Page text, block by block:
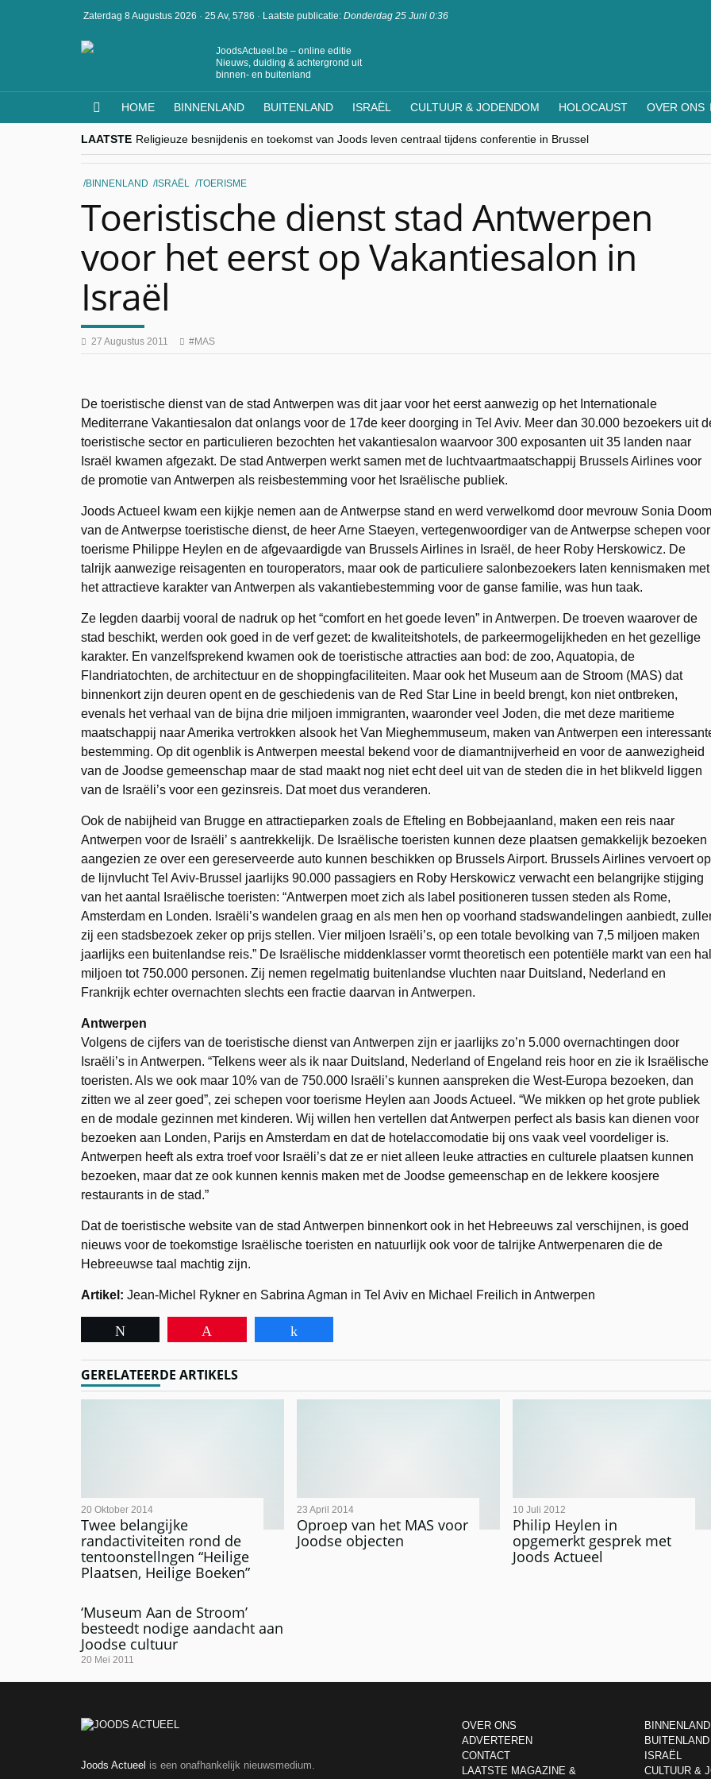
Zaterdag 8 Augustus 2026 · 25 Av, 5786 · Laatste publicatie: Donderdag 25 Juni 0:36
JoodsActueel.be – online editie
Nieuws, duiding & achtergrond uit
binnen- en buitenland
HOME BINNENLAND BUITENLAND ISRAËL CULTUUR & JODENDOM HOLOCAUST OVER ONS
LAATSTE Religieuze besnijdenis en toekomst van Joods leven centraal tijdens conferentie in Brussel
“Besnijdenisdebat toont hoe moeilijk seculiere Westen minderheden begrijpt”, Jinnih Beels (Vooruit)
CITYTRIP | ROEMENIË – Boekarest: de verrassing van Oost-Europa
“Vandaag zit elke Jood in België op de beklaagdenbank”
BINNENLAND ISRAËL TOERISME
Toeristische dienst stad Antwerpen
voor het eerst op Vakantiesalon in
Israël
27 Augustus 2011 MAS
De toeristische dienst van de stad Antwerpen was dit jaar voor het eerst aanwezig op het Internationale
Mediterrane Vakantiesalon dat onlangs voor de 17de keer doorging in Tel Aviv. Meer dan 30.000 bezoekers uit
toeristische sector en particulieren bezochten het vakantiesalon waarvoor 300 exposanten uit 35 landen naar
Israël kwamen afgezakt. De stad Antwerpen werkt samen met de luchtvaartmaatschappij Brussels Airlines voor
de promotie van Antwerpen als reisbestemming voor het Israëlische publiek.
Joods Actueel kwam een kijkje nemen aan de Antwerpse stand en werd verwelkomd door mevrouw Sonia Doom
van de Antwerpse toeristische dienst, de heer Arne Staeyen, vertegenwoordiger van de Antwerpse schepen voor
toerisme Philippe Heylen en de afgevaardigde van Brussels Airlines in Israël, de heer Roby Herskowicz. De
talrijk aanwezige reisagenten en touroperators, maar ook de particuliere salonbezoekers laten kennismaken met
het attractieve karakter van Antwerpen als vakantiebestemming voor de ganse familie, was hun taak.
Ze legden daarbij vooral de nadruk op het “comfort en het goede leven” in Antwerpen. De troeven waarover de
stad beschikt, werden ook goed in de verf gezet: de kwaliteitshotels, de parkeermogelijkheden en het gezellige
karakter. En vanzelfsprekend kwamen ook de toeristische attracties aan bod: de zoo, Aquatopia, de
Flandriatochten, de architectuur en de shoppingfaciliteiten. Maar ook het Museum aan de Stroom (MAS) dat
binnenkort zijn deuren opent en de geschiedenis van de Red Star Line in beeld brengt, kon niet ontbreken,
evenals het verhaal van de bijna drie miljoen immigranten, waaronder veel Joden, die met deze maritieme
maatschappij naar Amerika vertrokken alsook het Van Mieghemmuseum, maken van Antwerpen een
bestemming. Op dit ogenblik is Antwerpen meestal bekend voor de diamantnijverheid en voor de aanwezigheid
van de Joodse gemeenschap maar de stad maakt nog niet echt deel uit van de steden die in het blikveld liggen
van de Israëli’s voor een gezinsreis. Dat moet dus veranderen.
Ook de nabijheid van Brugge en attractieparken zoals de Efteling en Bobbejaanland, maken een reis naar
Antwerpen voor de Israëli’ s aantrekkelijk. De Israëlische toeristen kunnen deze plaatsen gemakkelijk bezoeken
aangezien ze over een gereserveerde auto kunnen beschikken op Brussels Airport. Brussels Airlines vervoert op
de lijnvlucht Tel Aviv-Brussel jaarlijks 90.000 passagiers en Roby Herskowicz verwacht een belangrijke stijging
van het aantal Israëlische toeristen: “Antwerpen moet zich als label positioneren tussen steden als Rome,
Amsterdam en Londen. Israëli’s wandelen graag en als men hen op voorhand stadswandelingen aanbiedt,
zij een stadsbezoek zeker op prijs stellen. Vier miljoen Israëli’s, op een totale bevolking van 7,5 miljoen maken
jaarlijks een buitenlandse reis.” De Israëlische middenklasser vormt theoretisch een potentiële markt van een
miljoen tot 750.000 personen. Zij nemen regelmatig buitenlandse vluchten naar Duitsland, Nederland en
Frankrijk echter overnachten slechts een fractie daarvan in Antwerpen.
Antwerpen
Volgens de cijfers van de toeristische dienst van Antwerpen zijn er jaarlijks zo’n 5.000 overnachtingen door
Israëli’s in Antwerpen. “Telkens weer als ik naar Duitsland, Nederland of Engeland reis hoor en zie ik Israëlische
toeristen. Als we ook maar 10% van de 750.000 Israëli’s kunnen aanspreken die West-Europa bezoeken, dan
zitten we al zeer goed”, zei schepen voor toerisme Heylen aan Joods Actueel. “We mikken op het grote publiek
en de modale gezinnen met kinderen. Wij willen hen vertellen dat Antwerpen perfect als basis kan dienen voor
bezoeken aan Londen, Parijs en Amsterdam en dat de hotelaccomodatie bij ons vaak veel voordeliger is.
Antwerpen heeft als extra troef voor Israëli’s dat ze er niet alleen leuke attracties en culturele plaatsen kunnen
bezoeken, maar dat ze ook kunnen kennis maken met de Joodse gemeenschap en de lekkere koosjere
restaurants in de stad.”
Dat de toeristische website van de stad Antwerpen binnenkort ook in het Hebreeuws zal verschijnen, is goed
nieuws voor de toekomstige Israëlische toeristen en natuurlijk ook voor de talrijke Antwerpenaren die de
Hebreeuwse taal machtig zijn.
Artikel: Jean-Michel Rykner en Sabrina Agman in Tel Aviv en Michael Freilich in Antwerpen
GERELATEERDE ARTIKELS
Twee belangijke
randactiviteiten rond de
tentoonstellngen “Heilige
Plaatsen, Heilige Boeken”
20 Oktober 2014
Oproep van het MAS voor
Joodse objecten
23 April 2014
Philip Heylen in
opgemerkt gesprek met
Joods Actueel
10 Juli 2012
‘Museum Aan de Stroom’
besteedt nodige aandacht aan
Joodse cultuur
20 Mei 2011
Joods Actueel is een onafhankelijk nieuwsmedium.
OVER ONS
ADVERTEREN
CONTACT
LAATSTE MAGAZINE &
BINNENLAND
BUITENLAND
ISRAËL
CULTUUR &